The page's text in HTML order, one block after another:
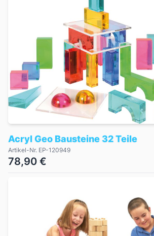
Acryl Geo Bausteine 32 Teile
Artikel-Nr. EP-120949
78,90 €